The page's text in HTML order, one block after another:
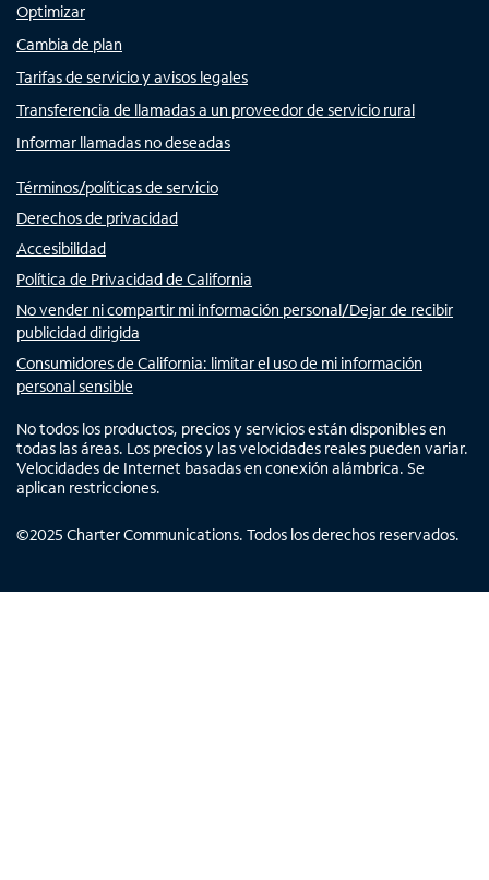
Optimizar
Cambia de plan
Tarifas de servicio y avisos legales
Transferencia de llamadas a un proveedor de servicio rural
Informar llamadas no deseadas
Términos/políticas de servicio
Derechos de privacidad
Accesibilidad
Política de Privacidad de California
No vender ni compartir mi información personal/Dejar de recibir
publicidad dirigida
Consumidores de California: limitar el uso de mi información
personal sensible
No todos los productos, precios y servicios están disponibles en
todas las áreas. Los precios y las velocidades reales pueden variar.
Velocidades de Internet basadas en conexión alámbrica. Se
aplican restricciones.
©2025 Charter Communications. Todos los derechos reservados.